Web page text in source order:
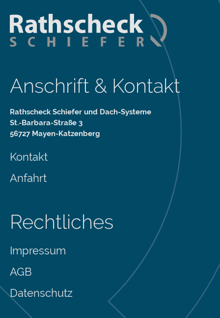
Anschrift & Kontakt
Rathscheck Schiefer und Dach-Systeme
St.-Barbara-Straße 3
56727 Mayen-Katzenberg
Kontakt
Anfahrt
Rechtliches
Impressum
AGB
Datenschutz